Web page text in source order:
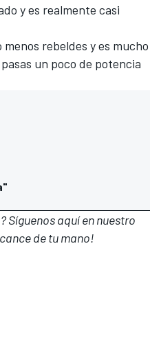
y es realmente casi
rebeldes y es mucho
un poco de potencia
Síguenosaquí en nuestro
de tu mano!